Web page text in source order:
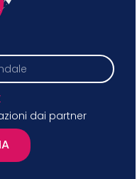
dai partner